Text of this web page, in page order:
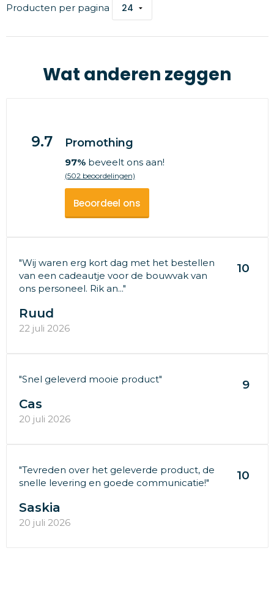
Producten per pagina
Wat anderen zeggen
9.7 Promothing
97%beveelt ons aan!
(502 beoordelingen)
Beoordeel ons
"Wij waren erg kort dag met het bestellen
van een cadeautje voor de bouwvak van
ons personeel. Rik an..."
10
Ruud
22 juli 2026
"Snel geleverd mooie product" 9
Cas
20 juli 2026
"Tevreden over het geleverde product, de
snelle levering en goede communicatie!"
10
Saskia
20 juli 2026